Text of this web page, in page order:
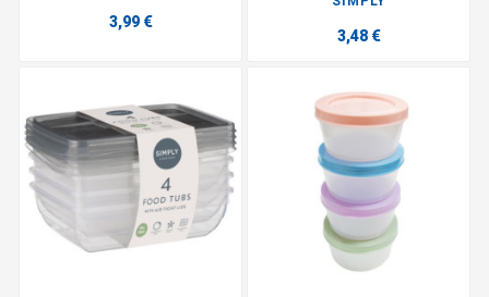
3,99 €
3,48 €